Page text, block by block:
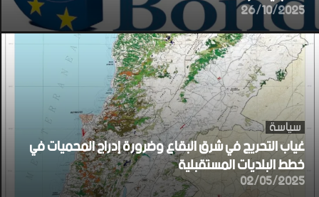
26/10/2025
سياسة
غياب التحريج في شرق البقاع وضرورة إدراج المحميات في
خطط البلديات المستقبلية
02/05/2025